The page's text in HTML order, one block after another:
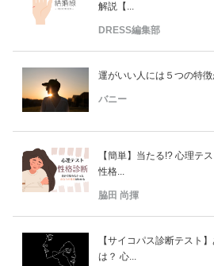
解説【...
DRESS編集部
運がいい人には５つの特徴
バニー
【簡単】当たる!? 心理テ
性格...
脇田 尚揮
【サイコパス診断テスト
は？ 心...